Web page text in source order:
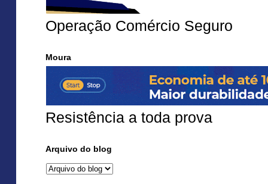
Operação Comércio Seguro
Moura
Resistência a toda prova
Arquivo do blog